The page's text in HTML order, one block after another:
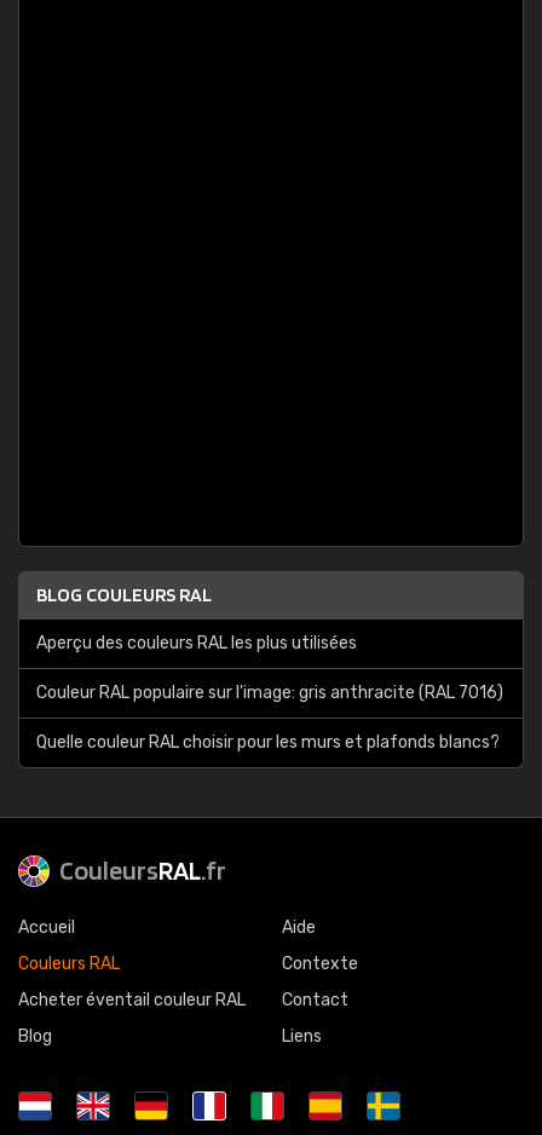
BLOG COULEURS RAL
Aperçu des couleurs RAL les plus utilisées
Couleur RAL populaire sur l'image: gris anthracite (RAL 7016)
Quelle couleur RAL choisir pour les murs et plafonds blancs?
CouleursRAL.fr
Accueil
Couleurs RAL
Acheter éventail couleur RAL
Blog
Aide
Contexte
Contact
Liens